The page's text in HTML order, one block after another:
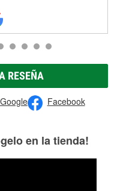
RESEÑA
Google Facebook
en la tienda!